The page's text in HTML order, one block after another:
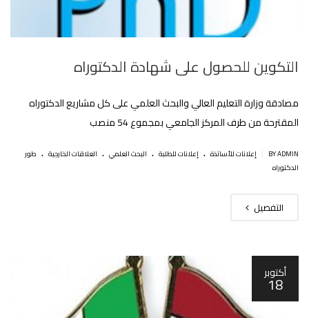
التكوين للحصول على شهادة الدكتوراه
مصادقة وزارة التعليم العالي والبحث العلمي على كل مشاريع الدكتوراه
المقترحة من طرف المركز الجامعي بمجموع 54 منصب
BY ADMIN إعلانات للأساتذة . إعلانات للطلبة . البحث العلمي . العلاقات الخارجية . طور
الدكتوراه
التفصيل
أكتوبر
18